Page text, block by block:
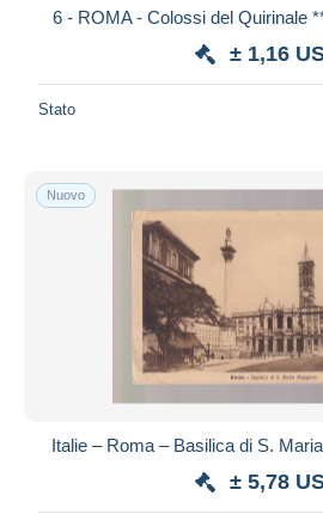
6 - ROMA - Colossi del Quirinale
± 1,16
Stato
Nuovo
Italie – Roma – Basilica di S.
± 5,78